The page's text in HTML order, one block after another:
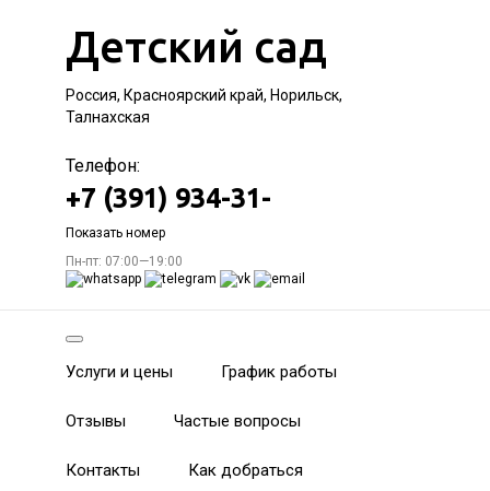
Детский сад
Россия, Красноярский край, Норильск,
Талнахская
Телефон:
+7 (391) 934-31-
Показать номер
Пн-пт: 07:00—19:00
Услуги и цены График работы
Отзывы Частые вопросы
Контакты Как добраться